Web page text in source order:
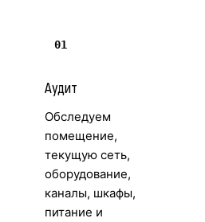
01
Аудит
Обследуем
помещение,
текущую сеть,
оборудование,
каналы, шкафы,
питание и